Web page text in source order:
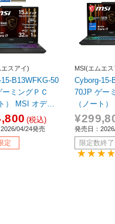
スアイ)
B13WFKG-50
ミングＰＣ
） MSI オデッ
イ & スケルトン
/Windows11 Ho
Core i7 /メモ
/SSD：1TB /
(税込)
04/24発売
定
MSI(エムエ
Cyborg-15-
70JP ゲー
（ノート） オデッセイグ
レイ & ス
6型 /
ntel Core
GB /SSD
発売日：
限定数終了